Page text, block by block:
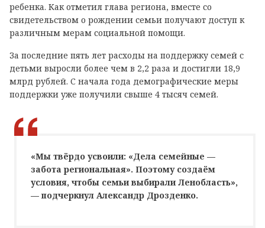
ребенка. Как отметил глава региона, вместе со
свидетельством о рождении семьи получают доступ к
различным мерам социальной помощи.
За последние пять лет расходы на поддержку семей с
детьми выросли более чем в 2,2 раза и достигли 18,9
млрд рублей. С начала года демографические меры
поддержки уже получили свыше 4 тысяч семей.
«Мы твёрдо усвоили: «Дела семейные —
забота региональная». Поэтому создаём
условия, чтобы семьи выбирали Ленобласть»,
— подчеркнул Александр Дрозденко.